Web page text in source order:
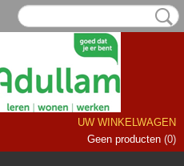
UW WINKELWAGEN
Geen producten (0)